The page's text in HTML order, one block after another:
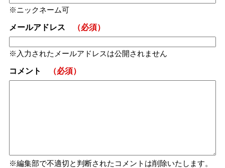
ニックネーム可
メールアドレス （必須）
入力されたメールアドレスは公開されません
コメント （必須）
編集部で不適切と判断されたコメントは削除いたします。